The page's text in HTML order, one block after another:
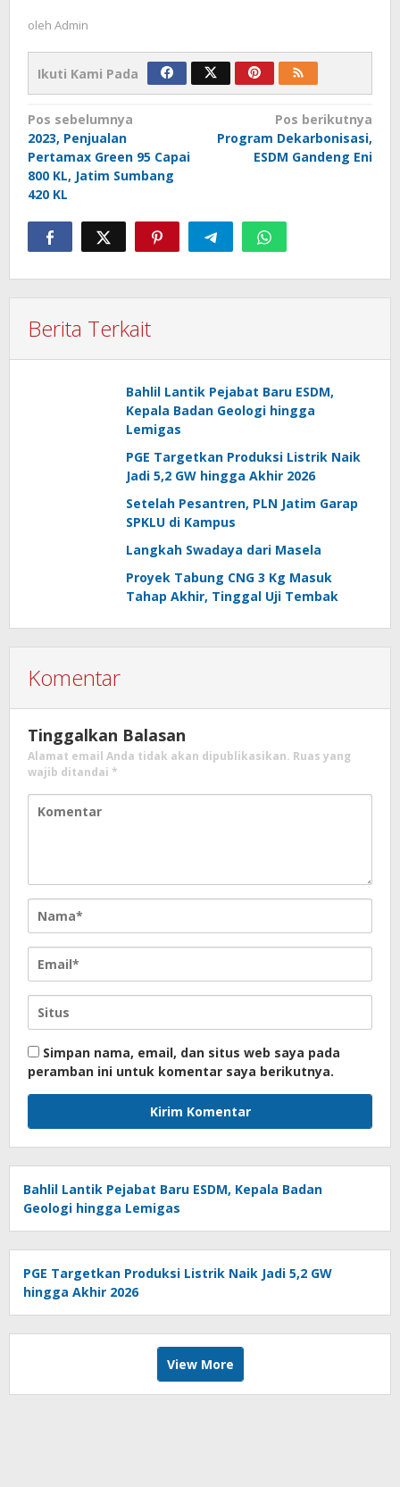
oleh Admin
Ikuti Kami Pada
Navigasi
pos
Pos sebelumnya
2023, Penjualan
Pertamax Green 95 Capai
800 KL, Jatim Sumbang
420 KL
Pos berikutnya
Program Dekarbonisasi,
ESDM Gandeng Eni
Berita Terkait
Bahlil Lantik Pejabat Baru ESDM,
Kepala Badan Geologi hingga
Lemigas
PGE Targetkan Produksi Listrik Naik
Jadi 5,2 GW hingga Akhir 2026
Setelah Pesantren, PLN Jatim Garap
SPKLU di Kampus
Langkah Swadaya dari Masela
Proyek Tabung CNG 3 Kg Masuk
Tahap Akhir, Tinggal Uji Tembak
Komentar
Tinggalkan Balasan
Alamat email Anda tidak akan dipublikasikan. Ruas yang
wajib ditandai *
Simpan nama, email, dan situs web saya pada
peramban ini untuk komentar saya berikutnya.
Bahlil Lantik Pejabat Baru ESDM, Kepala Badan
Geologi hingga Lemigas
PGE Targetkan Produksi Listrik Naik Jadi 5,2 GW
hingga Akhir 2026
View More